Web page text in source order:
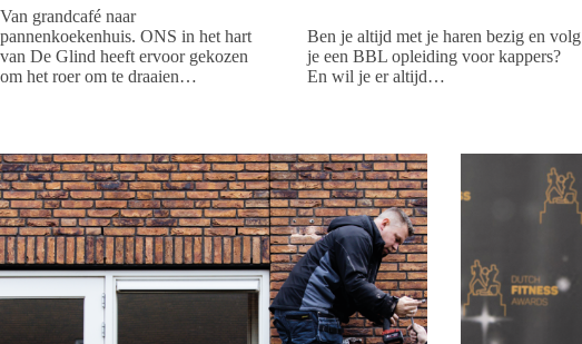
Van grandcafé naar
pannenkoekenhuis. ONS in het hart
van De Glind heeft ervoor gekozen
om het roer om te draaien…
Ben je altijd met je haren bezig en volg
je een BBL opleiding voor kappers?
En wil je er altijd…